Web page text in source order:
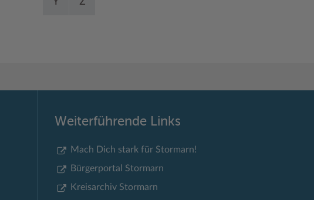
Weiterführende Links
Mach Dich stark für Stormarn!
Bürgerportal Stormarn
Kreisarchiv Stormarn